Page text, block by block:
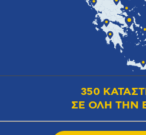
350
ΣΕ ΟΛΗ ΤΗΝ